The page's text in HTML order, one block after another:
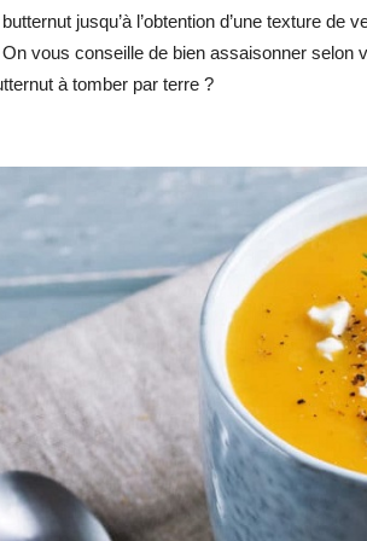
jusqu’à l’obtention d’une texture
vous conseille de bien assaisonner selon
à tomber par terre ?